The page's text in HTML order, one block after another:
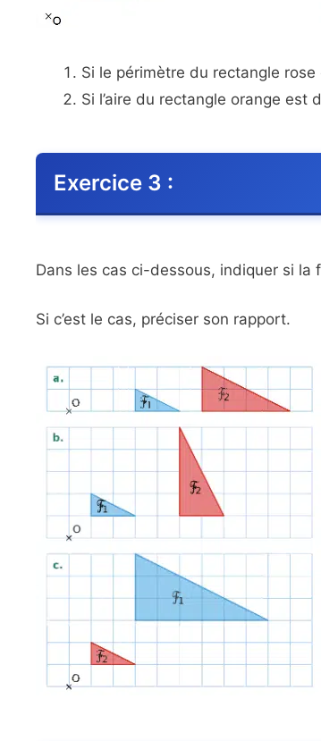
Si le périmètre du rectangle
Si l’aire du rectangle orange est
Exercice 3 :
Dans les cas ci-dessous, indiquer si la
Si c’est le cas, préciser son rapport.